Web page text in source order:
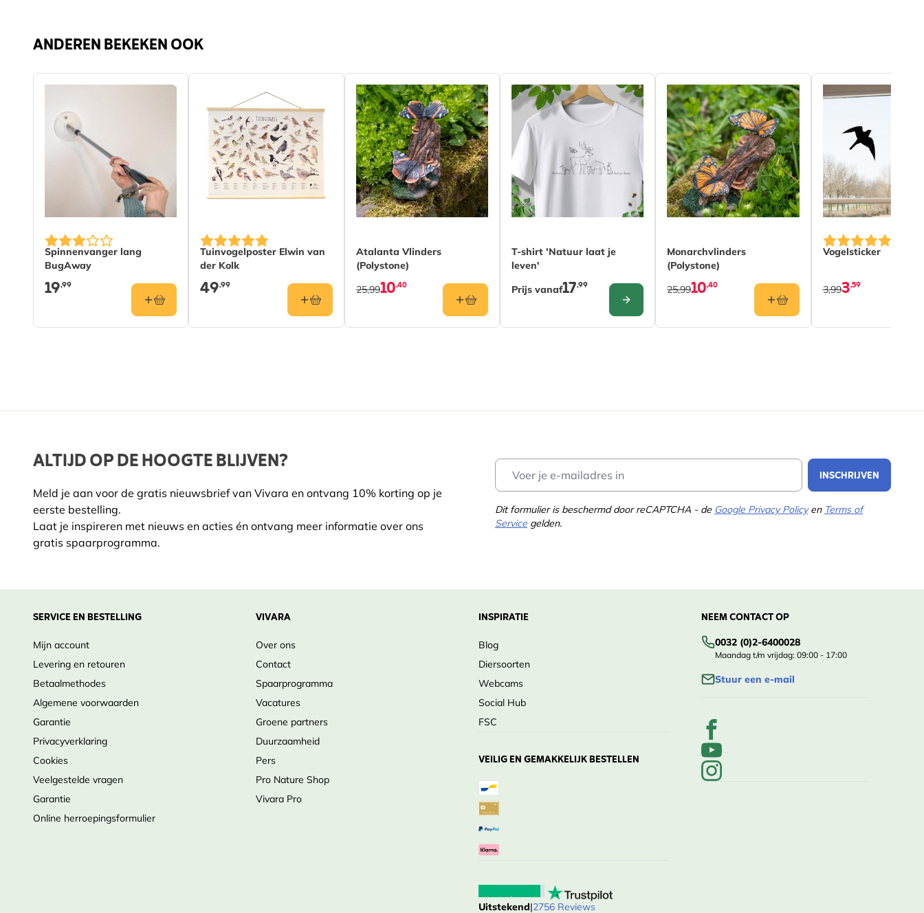
ANDEREN BEKEKEN OOK
Spinnenvanger lang
BugAway
19,99
Tuinvogelposter Elwin van
der Kolk
49,99
Atalanta Vlinders
(Polystone)
10,40
25,99
T-shirt 'Natuur laat je
leven'
The price depends on the options chosen on the product page
Prijs vanaf17,99
CONFIGURE
Monarchvlinders
(Polystone)
10,40
25,99
Vogelsticker
3,59
3,99
ALTIJD OP DE HOOGTE BLIJVEN?
Meld je aan voor de gratis nieuwsbrief van Vivara en ontvang 10% korting op je
eerste bestelling.
Laat je inspireren met nieuws en acties én ontvang meer informatie over ons
gratis spaarprogramma.
INSCHRIJVEN
Dit formulier is beschermd door reCAPTCHA - de Google Privacy Policyen Terms of
Service gelden.
SERVICE EN BESTELLING
Mijn account
Levering en retouren
Betaalmethodes
Algemene voorwaarden
Garantie
Privacyverklaring
Cookies
Veelgestelde vragen
Garantie
Online herroepingsformulier
VIVARA
Over ons
Contact
Spaarprogramma
Vacatures
Groene partners
Duurzaamheid
Pers
Pro Nature Shop
Vivara Pro
INSPIRATIE
Blog
Diersoorten
Webcams
Social Hub
FSC
VEILIG EN GEMAKKELIJK BESTELLEN
Uitstekend|2756 Reviews
NEEM CONTACT OP
0032 (0)2-6400028
Maandag t/m vrijdag: 09:00 - 17:00
Stuur een e-mail